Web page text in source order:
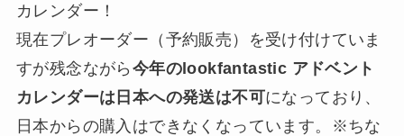
カレンダー！
現在プレオーダー（予約販売）を受け付けていま
すが残念ながら 今年のlookfantastic アドベント
カレンダーは日本への発送は不可になっており、
日本からの購入はできなくなっています。※ちな